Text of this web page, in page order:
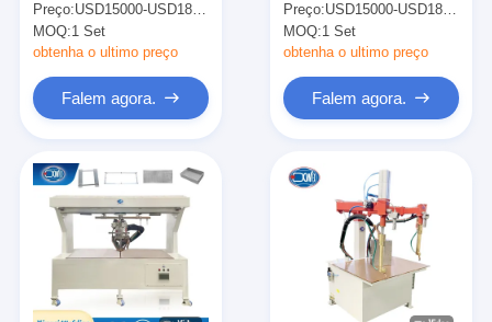
formação
Preço:USD15000-USD18000
MOQ:1 Set
obtenha o ultimo preço
Falem agora.
em campo e suporte
online
Preço:USD15000-USD18000
MOQ:1 Set
obtenha o ultimo preço
Falem agora.